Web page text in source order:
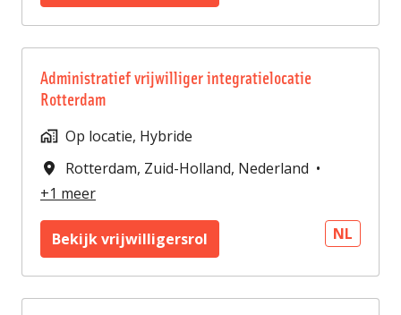
Administratief vrijwilliger integratielocatie
Rotterdam
Op locatie, Hybride
Rotterdam, Zuid-Holland, Nederland •
+1 meer
Bekijk vrijwilligersrol NL